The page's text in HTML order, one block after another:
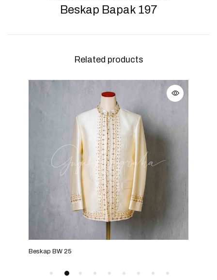
Beskap Bapak 197
Related products
Beskap BW 25